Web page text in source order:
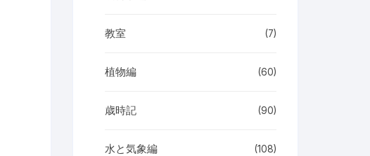
教室 (7)
植物編 (60)
歳時記 (90)
水と気象編 (108)